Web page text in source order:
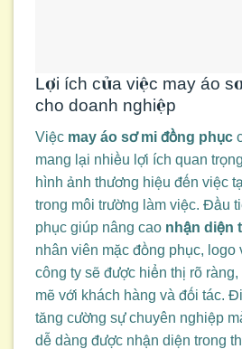
Lợi ích của việc may áo
cho doanh nghiệp
Việc may áo sơ mi đồng phục
mang lại nhiều lợi ích quan
hình ảnh thương hiệu đến việc
trong môi trường làm việc. Đầu
phục giúp nâng cao nhận diện
nhân viên mặc đồng phục, logo
công ty sẽ được hiển thị rõ
mẽ với khách hàng và đối tác.
tăng cường sự chuyên nghiệp
dễ dàng được nhận diện trong